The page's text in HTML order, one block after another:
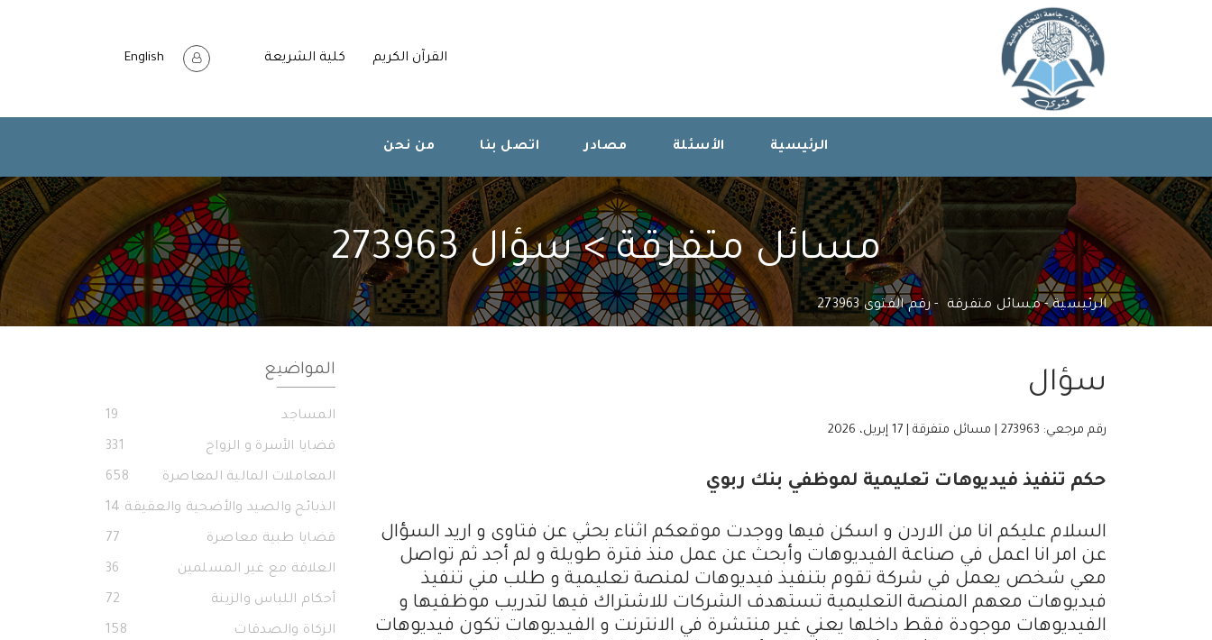
القرآن الكريم كلية الشريعة English
الرئيسية الأسئلة مصادر اتصل بنا من نحن
مسائل متفرقة > سؤال 273963
الرئيسية مسائل متفرقة رقم الفتوى 273963
سؤال
رقم مرجعي: 273963 | مسائل متفرقة | 17 إبريل، 2026
حكم تنفيذ فيديوهات تعليمية لموظفي بنك ربوي
السلام عليكم انا من الاردن و اسكن فيها ووجدت موقعكم اثناء بحثي عن فتاوى و اريد السؤال
عن امر انا اعمل في صناعة الفيديوهات وأبحث عن عمل منذ فترة طويلة و لم أجد ثم تواصل
معي شخص يعمل في شركة تقوم بتنفيذ فيديوهات لمنصة تعليمية و طلب مني تنفيذ
فيديوهات معهم المنصة التعليمية تستهدف الشركات للاشتراك فيها لتدريب موظفيها و
الفيديوهات موجودة فقط داخلها يعني غير منتشرة في الانترنت و الفيديوهات تكون فيديوهات
المواضيع
المساجد 19
قضايا الأسرة و الزواج 331
المعاملات المالية المعاصرة 658
الذبائح والصيد والأضحية والعقيقة 14
قضايا طبية معاصرة 77
العلاقة مع غير المسلمين 36
أحكام اللباس والزينة 72
الزكاة والصدقات 158